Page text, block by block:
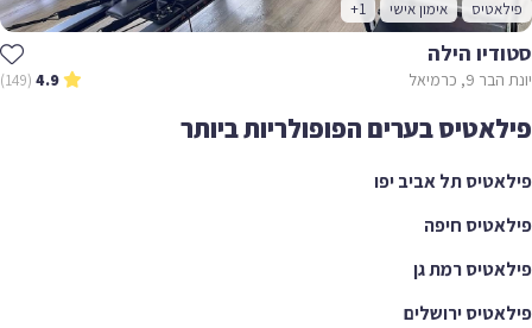
אימון אישי +1
הילה
4.9
(149)
בערים הפופולריות ביותר
תל אביב יפו
חיפה
רמת גן
ירושלים